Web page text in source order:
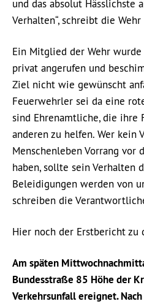
und das absolut Hässlichste
Verhalten“, schreibt die
Ein Mitglied der Wehr wurde
privat angerufen und
Ziel nicht wie gewünscht
Feuerwehrler sei da eine
sind Ehrenamtliche, die ihre
anderen zu helfen. Wer kein
Menschenleben Vorrang vor
haben, sollte sein Verhalten
Beleidigungen werden von
schreiben die
Hier noch der Erstbericht zu
Am späten
Bundesstraße 85 Höhe der
Verkehrsunfall ereignet.